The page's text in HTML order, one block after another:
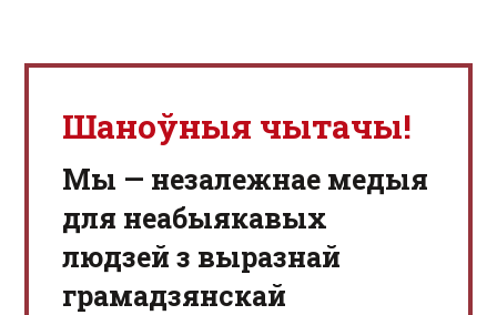
Шаноўныя чытачы!
Мы — незалежнае медыя
для неабыякавых
людзей з выразнай
грамадзянскай